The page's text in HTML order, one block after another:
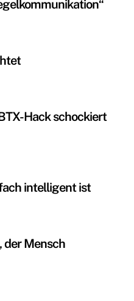
Hack schockiert
intelligent ist
der Mensch